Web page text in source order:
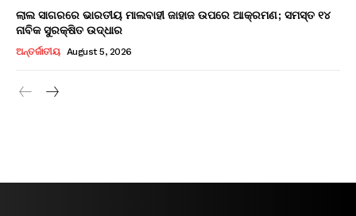
ଲାଲ ସାଗରରେ ଭାରତୀୟ ମାଲବାହୀ ଜାହାଜ ଉପରେ ଆକ୍ରମଣ; ସମସ୍ତ ୧୪
ନାବିକ ସୁରକ୍ଷିତ ଉଦ୍ଧାର
ଅନ୍ତର୍ଜାତୀୟ August 5, 2026